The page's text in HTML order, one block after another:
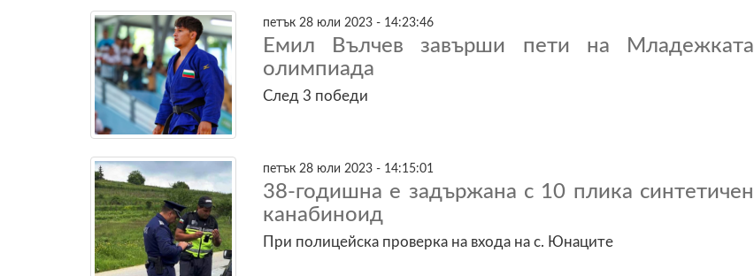
петък 28 юли 2023 - 14:23:46
Емил Вълчев завърши пети на Младежката
олимпиада
След 3 победи
петък 28 юли 2023 - 14:15:01
38-годишна е задържана с 10 плика синтетичен
канабиноид
При полицейска проверка на входа на с. Юнаците